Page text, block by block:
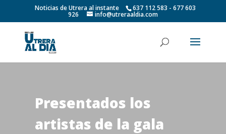
Noticias de Utrera al instante 637 112 583 - 677 603
926 info@utreraaldia.com
Presentados los
artistas de la gala